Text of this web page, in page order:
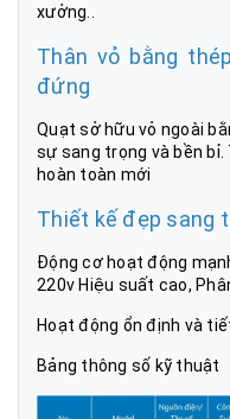
xưởng..
Thân vỏ bằng
đứng
Quạt sở hữu vỏ ngoài
sự sang trọng và bền bỉ.
hoàn toàn mới
Thiết kế đẹp sang
Động cơ hoạt động
220v Hiệu suất cao,
Hoạt động ổn định và
Bảng thông số kỹ thuật